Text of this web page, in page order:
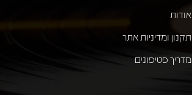
אודות
תקנון ומדיניות אתר
מדריך פטיפונים